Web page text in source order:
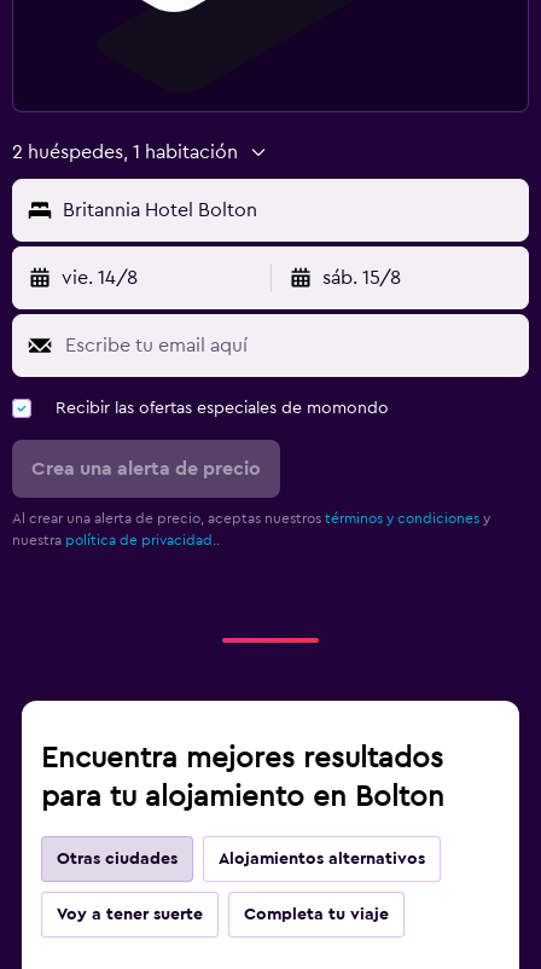
2 huéspedes, 1 habitación
Britannia Hotel Bolton
vie. 14/8 sáb. 15/8
Recibir las ofertas especiales de momondo
Crea una alerta de precio
Al crear una alerta de precio, aceptas nuestros términos y condiciones y
nuestra política de privacidad.
Encuentra mejores resultados
para tu alojamiento en Bolton
Otras ciudades Alojamientos alternativos
Voy a tener suerte Completa tu viaje